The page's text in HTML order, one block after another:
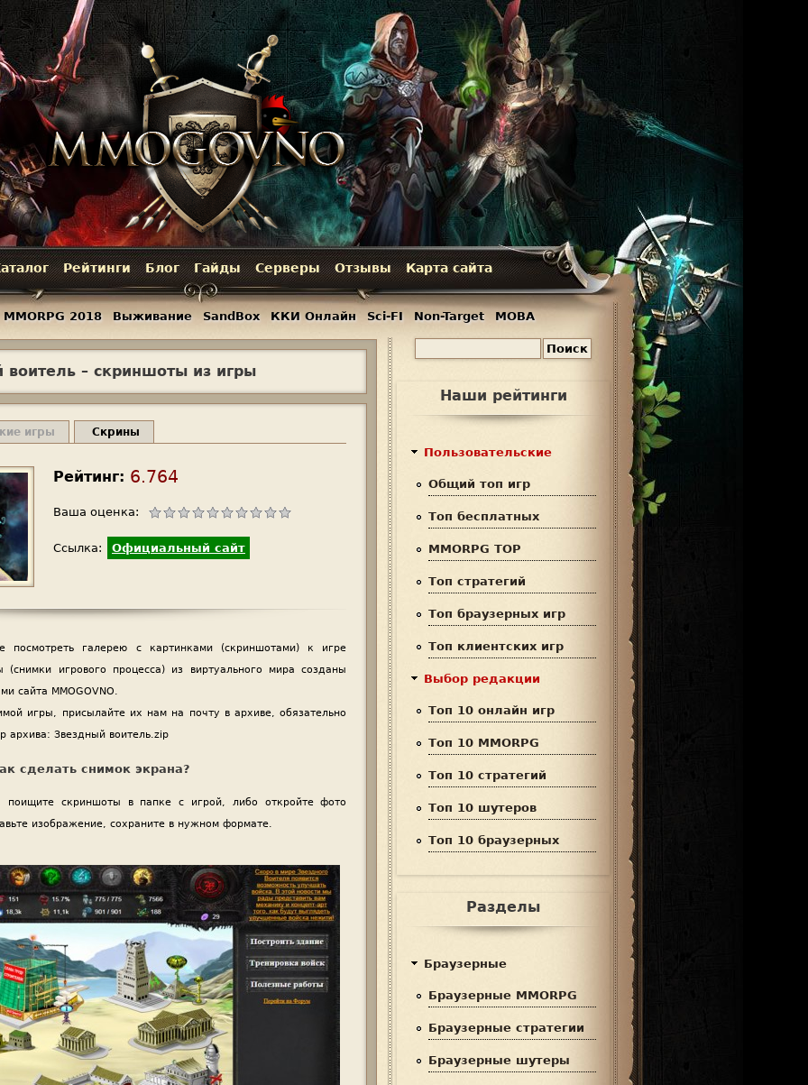
Jump to navigation
воитель – скриншоты из игры
игры Скрины
Рейтинг: 6.764
Ваша оценка:
Ссылка: Официальный сайт
посмотреть галерею с картинками (скриншотами) к игре
игрового процесса) из виртуального мира созданы
сайта MMOGOVNO.
игры, присылайте их нам на почту в архиве, обязательно
архива: Звездный воитель.zip
сделать снимок экрана?
поищите скриншоты в папке с игрой, либо откройте фото
изображение, сохраните в нужном формате.
Рейтинги Блог Гайды Серверы Отзывы Карта сайта
MMORPG 2018 Выживание SandBox ККИ Онлайн Sci-FI Non-Target MOBA
Наши рейтинги
Пользовательские
Общий топ игр
Топ бесплатных
MMORPG TOP
Топ стратегий
Топ браузерных игр
Топ клиентских игр
Выбор редакции
Топ 10 онлайн игр
Топ 10 MMORPG
Топ 10 стратегий
Топ 10 шутеров
Топ 10 браузерных
Разделы
Браузерные
Браузерные MMORPG
Браузерные стратегии
Браузерные шутеры